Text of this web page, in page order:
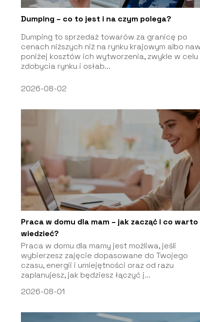
Dumping – co to jest i na czym polega?
Dumping to sprzedaż towarów za granicę po
cenach niższych niż na rynku krajowym albo
poniżej kosztów ich wytworzenia, zwykle w celu
zdobycia rynku i osłab...
2026-08-02
Praca w domu dla mam – jak zacząć i co warto
wiedzieć?
Praca w domu dla mamy jest możliwa, jeśli
wybierzesz zajęcie dopasowane do Twojego
czasu, energii i umiejętności oraz od razu
zaplanujesz, jak będziesz łączyć j...
2026-08-01